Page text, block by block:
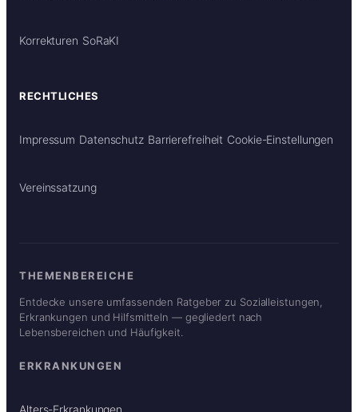
Korrekturen SoRaKI
RECHTLICHES
Impressum Datenschutz Barrierefreiheit Cookie-Einstellungen
Vereinssatzung
THEMENBEREICHE
Entdecke unsere umfassenden Ratgeber zu Sozialleistungen,
Erkrankungen und Hilfsmitteln — gegliedert nach
Lebensbereichen und Häufigkeit.
ERKRANKUNGEN
Alters-Erkrankungen